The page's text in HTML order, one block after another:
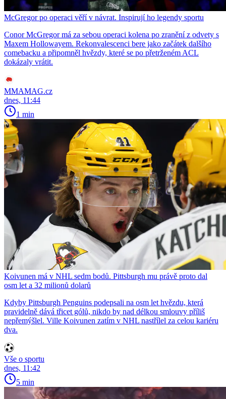
McGregor po operaci věří v návrat. Inspirují ho legendy sportu
Conor McGregor má za sebou operaci kolena po zranění z odvety s
Maxem Hollowayem. Rekonvalescenci bere jako začátek dalšího
comebacku a připomněl hvězdy, které se po přetrženém ACL
dokázaly vrátit.
MMAMAG.cz
dnes, 11:44
1 min
Koivunen má v NHL sedm bodů. Pittsburgh mu právě proto dal
osm let a 32 milionů dolarů
Kdyby Pittsburgh Penguins podepsali na osm let hvězdu, která
pravidelně dává třicet gólů, nikdo by nad délkou smlouvy příliš
nepřemýšlel. Ville Koivunen zatím v NHL nastřílel za celou kariéru
dva.
Vše o sportu
dnes, 11:42
5 min